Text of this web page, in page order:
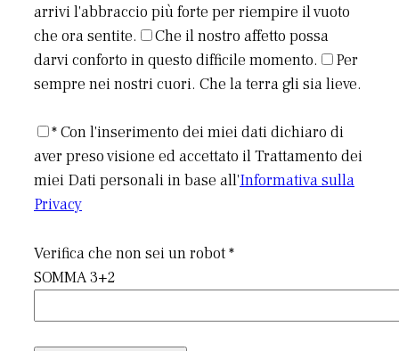
arrivi l'abbraccio più forte per riempire il vuoto
che ora sentite.
Che il nostro affetto possa
darvi conforto in questo difficile momento.
Per
sempre nei nostri cuori. Che la terra gli sia lieve.
* Con l'inserimento dei miei dati dichiaro di
aver preso visione ed accettato il Trattamento dei
miei Dati personali in base all'Informativa sulla
Privacy
Verifica che non sei un robot *
SOMMA 3+2